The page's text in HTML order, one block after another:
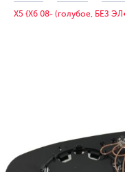
ПОДОГРЕВ 4
X5 {X6 08- (голубое, БЕЗ